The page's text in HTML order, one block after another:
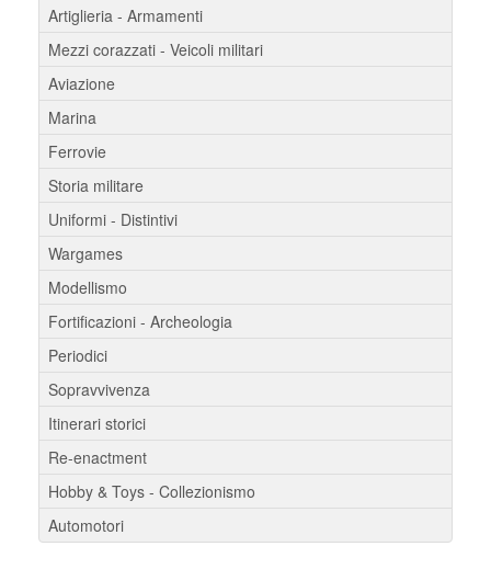
Artiglieria - Armamenti
Mezzi corazzati - Veicoli militari
Aviazione
Marina
Ferrovie
Storia militare
Uniformi - Distintivi
Wargames
Modellismo
Fortificazioni - Archeologia
Periodici
Sopravvivenza
Itinerari storici
Re-enactment
Hobby & Toys - Collezionismo
Automotori